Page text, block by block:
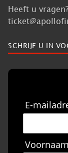
Heeft u
SCHRIJF U IN
E-
Voornaam